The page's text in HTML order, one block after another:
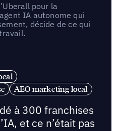
pour la
IA autonome qui
décide de ce qui
AEO marketing local
à 300 franchises
et ce n’était pas